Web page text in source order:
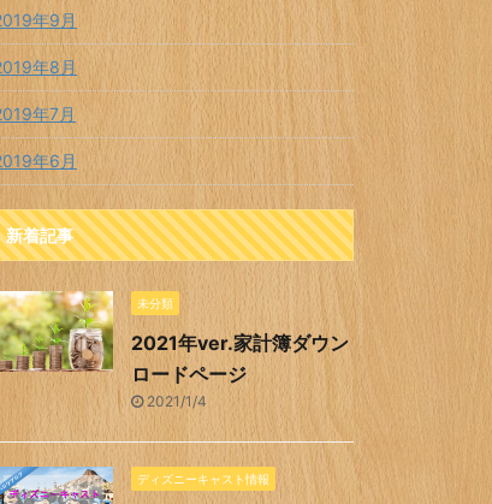
年9月
年8月
年7月
年6月
新着記事
未分類
2021年ver.家計簿ダウン
ロードページ
2021/1/4
ディズニーキャスト情報